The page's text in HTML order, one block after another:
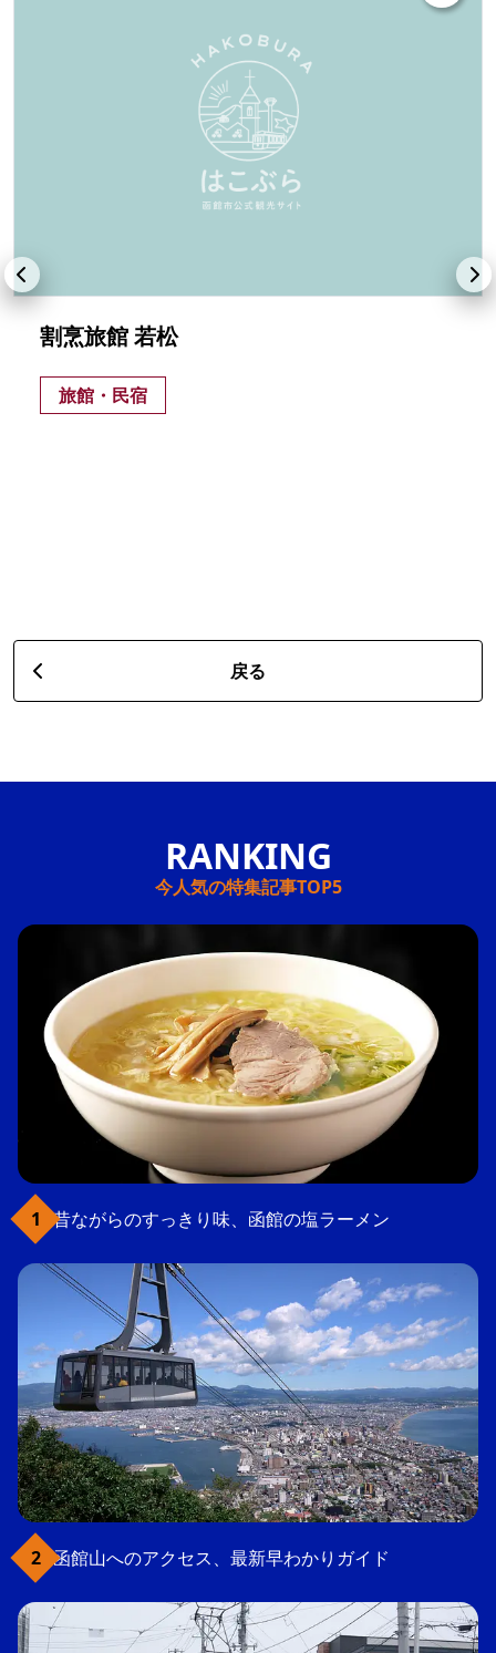
割烹旅館 若松
旅館・民宿
戻る
今人気の特集記事TOP5
昔ながらのすっきり味、函館の塩ラーメン
函館山へのアクセス、最新早わかりガイド